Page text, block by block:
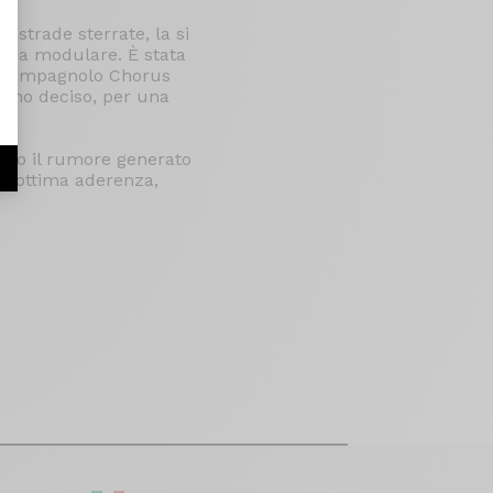
strade sterrate, la si
modulare. È stata
Chorus
deciso, per una
il rumore generato
aderenza,